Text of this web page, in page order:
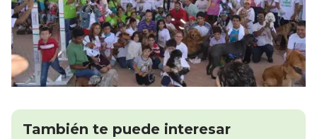
También te puede interesar